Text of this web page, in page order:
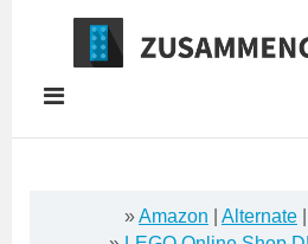
Springe
Inhalt
»Amazon Alternate